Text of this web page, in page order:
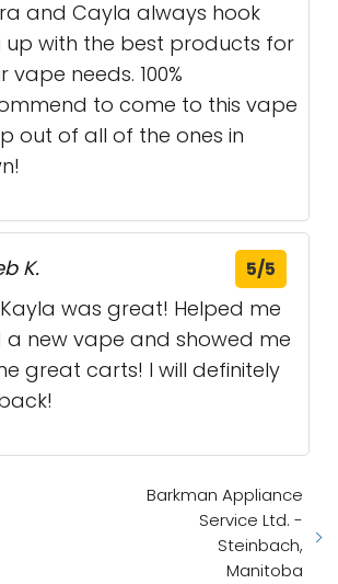
and Cayla always hook
up with the best products for
vape needs. 100%
to come to this vape
out of all of the ones in
K. 5/5
was great! Helped me
a new vape and showed me
great carts! I will definitely
Barkman Appliance
Service Ltd. -
Steinbach,
Manitoba